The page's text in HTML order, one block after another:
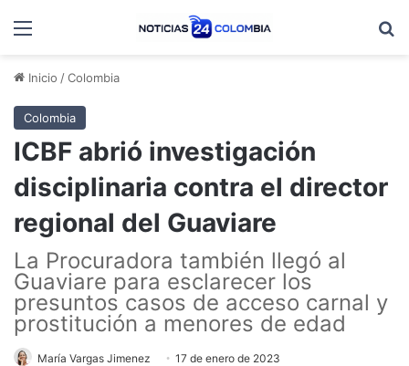
Menú
Inicio /Colombia
Colombia
ICBF abrió investigación
disciplinaria contra el director
regional del Guaviare
La Procuradora también llegó al
Guaviare para esclarecer los
presuntos casos de acceso carnal y
prostitución a menores de edad
María Vargas Jimenez 17 de enero de 2023